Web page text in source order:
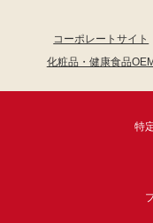
コーポレートサイト
化粧品・健康食品
特